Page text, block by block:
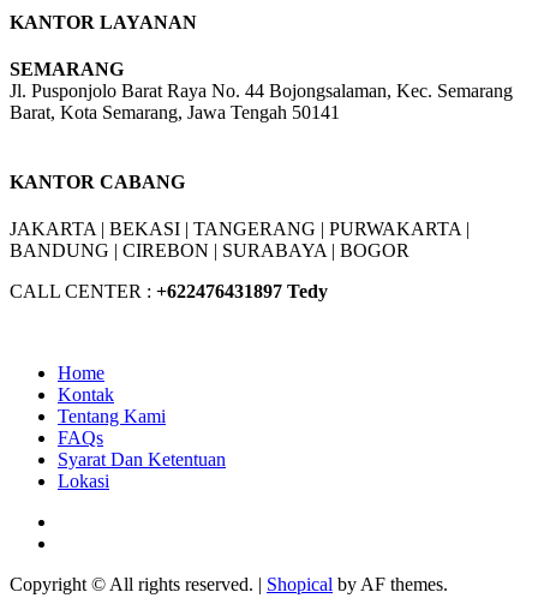
KANTOR LAYANAN
SEMARANG
Jl. Pusponjolo Barat Raya No. 44 Bojongsalaman, Kec. Semarang
Barat, Kota Semarang, Jawa Tengah 50141
KANTOR CABANG
JAKARTA | BEKASI | TANGERANG | PURWAKARTA |
BANDUNG | CIREBON | SURABAYA | BOGOR
CALL CENTER : +622476431897 Tedy
Home
Kontak
Tentang Kami
FAQs
Syarat Dan Ketentuan
Lokasi
Copyright © All rights reserved. | Shopical by AF themes.